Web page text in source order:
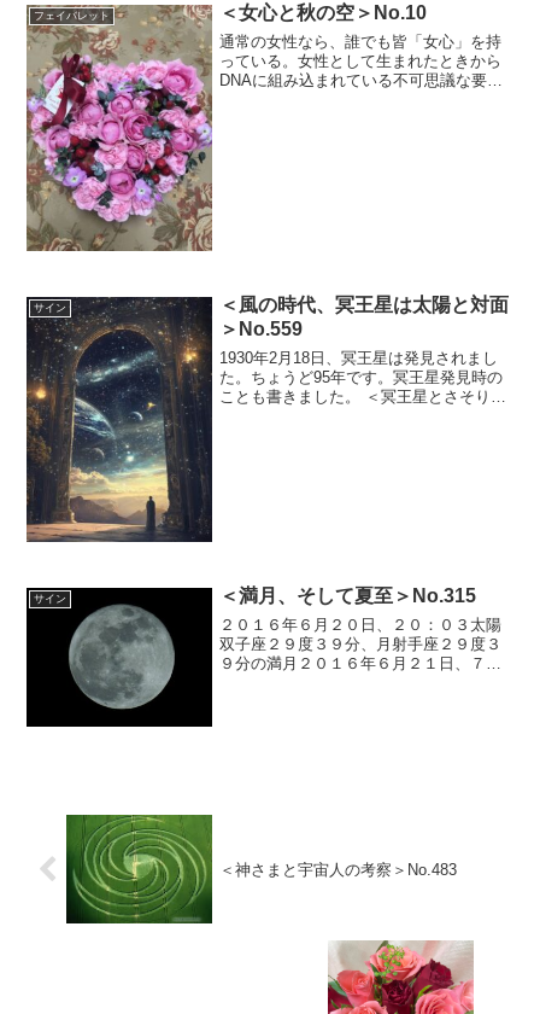
フェイバレット ＜女心と秋の空＞No.10
通常の女性なら、誰でも皆「女心」を持
っている。女性として生まれたときから
DNAに組み込まれている不可思議な要素
サイン
＜風の時代、冥王星は太陽と対面
＞No.559
1930年2月18日、冥王星は発見されまし
た。ちょうど95年です。冥王星発見時の
ことも書きました。 ＜冥王星とさそり座
サイン ＜満月、そして夏至＞No.315
２０１６年６月２０日、２０：０３太陽
双子座２９度３９分、月射手座２９度３
９分の満月２０１６年６月２１日、７：
＜神さまと宇宙人の考察＞No.483